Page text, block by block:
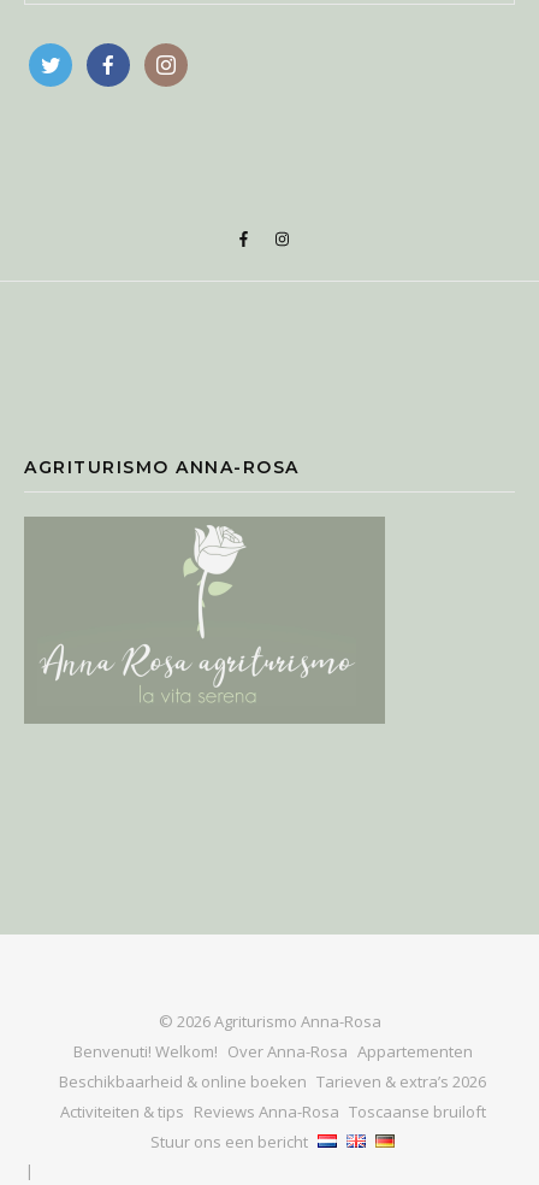
AGRITURISMO ANNA-ROSA
© 2026 Agriturismo Anna-Rosa
Benvenuti! Welkom! Over Anna-Rosa Appartementen
Beschikbaarheid & online boeken Tarieven & extra’s 2026
Activiteiten & tips Reviews Anna-Rosa Toscaanse bruiloft
Stuur ons een bericht